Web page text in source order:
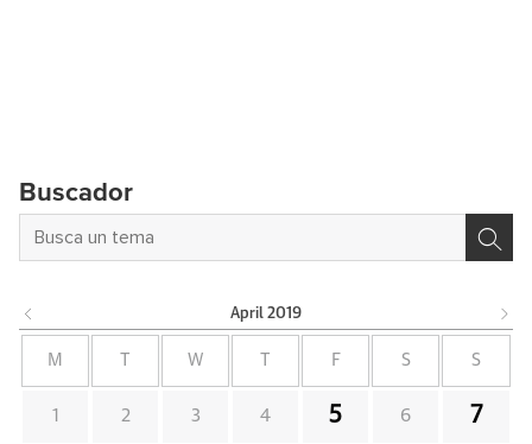
Buscador
April 2019
M W F S S
1 2 3 4 5 6 7